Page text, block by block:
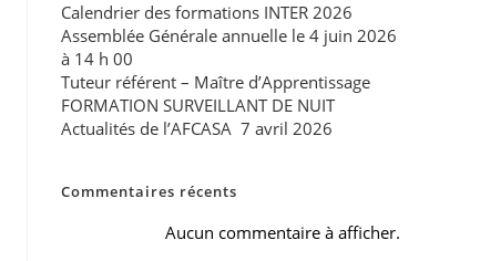
Calendrier des formations INTER 2026
Assemblée Générale annuelle le 4 juin 2026
à 14 h 00
Tuteur référent – Maître d’Apprentissage
FORMATION SURVEILLANT DE NUIT
Actualités de l’AFCASA 7 avril 2026
Commentaires récents
Aucun commentaire à afficher.